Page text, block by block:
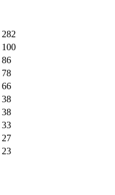
282
100
86
78
66
38
38
33
27
23